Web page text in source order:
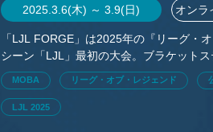
2025.3.6(木) ～ 3.9(日) オンラ
「LJL FORGE」は2025年の『リーグ・
シーン「LJL」最初の大会。ブラケット
優勝を手にするのは果たして…？
MOBA リーグ・オブ・レジェンド
LJL 2025